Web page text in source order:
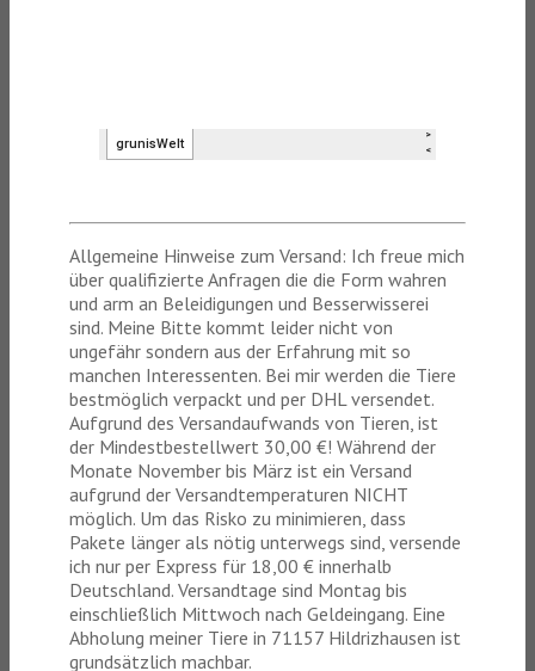
Allgemeine Hinweise zum Versand: Ich freue mich
über qualifizierte Anfragen die die Form wahren
und arm an Beleidigungen und Besserwisserei
sind. Meine Bitte kommt leider nicht von
ungefähr sondern aus der Erfahrung mit so
manchen Interessenten. Bei mir werden die Tiere
bestmöglich verpackt und per DHL versendet.
Aufgrund des Versandaufwands von Tieren, ist
der Mindestbestellwert 30,00 €! Während der
Monate November bis März ist ein Versand
aufgrund der Versandtemperaturen NICHT
möglich. Um das Risko zu minimieren, dass
Pakete länger als nötig unterwegs sind, versende
ich nur per Express für 18,00 € innerhalb
Deutschland. Versandtage sind Montag bis
einschließlich Mittwoch nach Geldeingang. Eine
Abholung meiner Tiere in 71157 Hildrizhausen ist
grundsätzlich machbar.